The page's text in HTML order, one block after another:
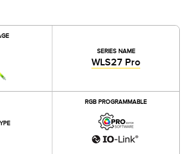
SERIES NAME
WLS27 Pro
RGB PROGRAMMABLE